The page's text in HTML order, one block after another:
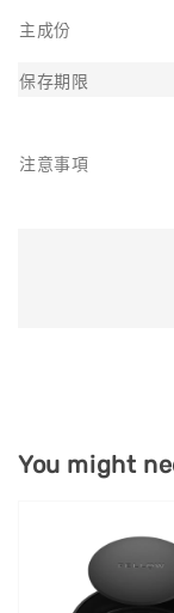
主成份
保存期限
注意事項
You might